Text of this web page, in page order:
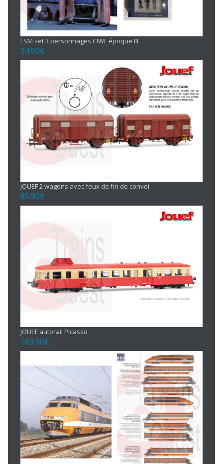
LSM set 3 personnages CIWL époque III
34.90€
JOUEF 2 wagons avec feux de fin de convoi
85.90€
JOUEF autorail Picasso
169.90€